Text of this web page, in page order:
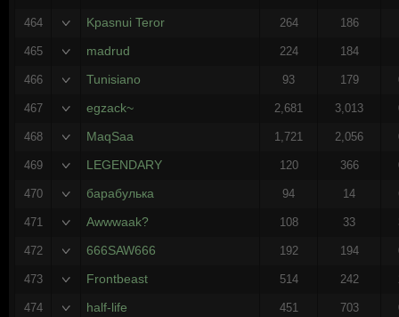
464 Kpasnui Teror 264 186
465 madrud 224 184
466 Tunisiano 93 179
467 egzack~ 2,681 3,013
468 MaqSaa 1,721 2,056
469 LEGENDARY 120 366
470 барабулька 94 14
471 Awwwaak? 108 33
472 666SAW666 192 194
473 Frontbeast 514 242
474 half-life 451 703